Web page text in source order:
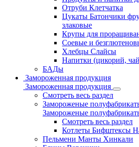
Отруби Клетчатка
Цукаты Батончики
злаковые
Крупы для
Соевые и
Хлебцы Слайсы
Напитки (цикорий,
БАДы
Замороженная продукция
Замороженная продукция
Смотреть весь раздел
Замороженые
Замороженые
Смотреть весь раздел
Котлеты Бифштексы
Пельмени Манты Хинкали